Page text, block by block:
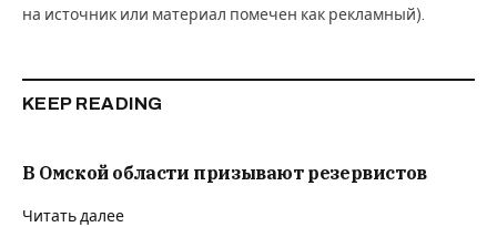
на источник или материал помечен как рекламный).
KEEP READING
В Омской области призывают резервистов
Читать далее